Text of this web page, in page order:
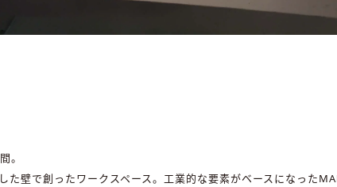
。
た壁で創ったワークスペース。工業的な要素がベースになった